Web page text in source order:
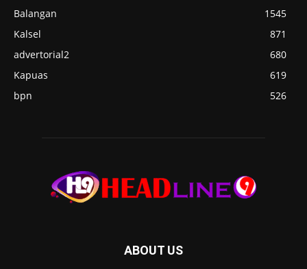
Balangan
1545
Kalsel
871
advertorial2
680
Kapuas
619
bpn
526
ABOUT US